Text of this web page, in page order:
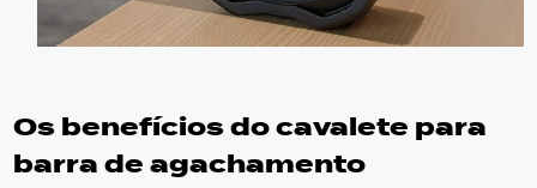
Os benefícios docavalete para
barra de agachamento